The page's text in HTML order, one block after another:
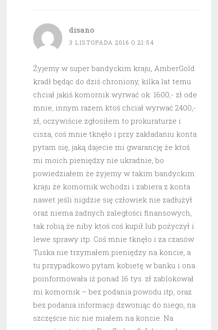
disano
3 LISTOPADA 2016 O 21:54
Żyjemy w super bandyckim kraju, AmberGold
kradł będąc do dziś chroniony, kilka lat temu
chciał jakiś komornik wyrwać ok. 1600,- zł ode
mnie, innym razem ktoś chciał wyrwać 2400,-
zł, oczywiście zgłosiłem to prokuraturze i
cisza, coś mnie tknęło i przy zakładaniu konta
pytam się, jaką dajecie mi gwarancję że ktoś
mi moich pieniędzy nie ukradnie, bo
powiedziałem że żyjemy w takim bandyckim
kraju że komornik wchodzi i zabiera z konta
nawet jeśli nigdzie się człowiek nie zadłużył
oraz niema żadnych zaległości finansowych,
tak robią że niby ktoś coś kupił lub pożyczył i
lewe sprawy itp. Coś mnie tknęło i za czasów
Tuska nie trzymałem pieniędzy na koncie, a
tu przypadkowo pytam kobietę w banku i ona
poinformowała iż ponad 16 tys. zł zablokował
mi komornik – bez podania powodu itp, oraz
bez podania informacji dzwoniąc do niego, na
szczęście nic nie miałem na koncie. Na